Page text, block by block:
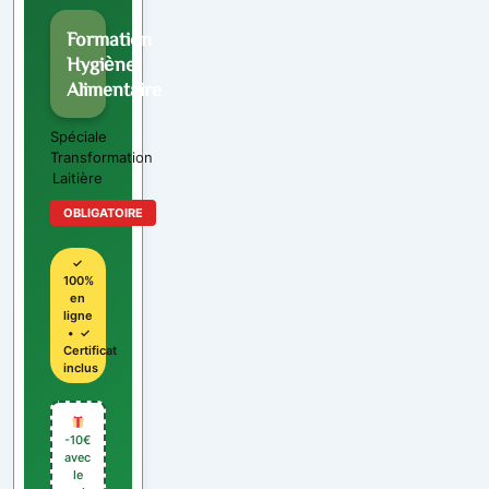
Formation
Hygiène
Alimentaire
Spéciale
Transformation
Laitière
OBLIGATOIRE
✓
100%
en
ligne
• ✓
Certificat
inclus
-10€
avec
le